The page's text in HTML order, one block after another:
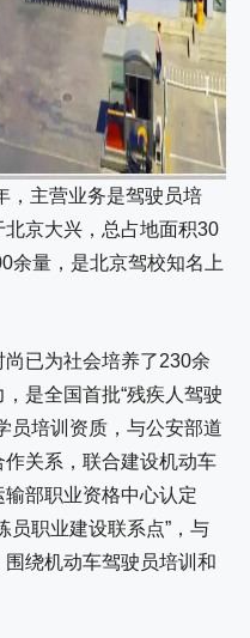
，主营业务是驾驶员培
京大兴，总占地面积30
余量，是北京驾校知名上
已为社会培养了230余
是全国首批“残疾人驾驶
员培训资质，与公安部道
关系，联合建设机动车
部职业资格中心认定
员职业建设联系点”，与
绕机动车驾驶员培训和